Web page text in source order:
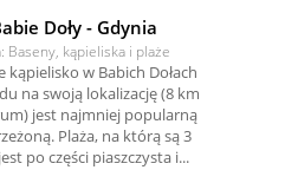
Doły - Gdynia
Baseny, kąpieliska i plaże
kąpielisko w Babich Dołach
na swoją lokalizację (8 km
jest najmniej popularną
Plaża, na którą są 3
po części piaszczysta i...